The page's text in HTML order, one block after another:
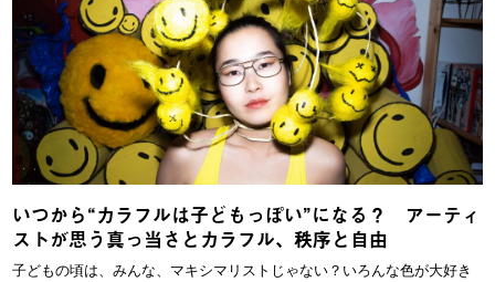
いつから“カラフルは子どもっぽい”になる？ アーティ
ストが思う真っ当さとカラフル、秩序と自由
子どもの頃は、みんな、マキシマリストじゃない？いろんな色が大好き